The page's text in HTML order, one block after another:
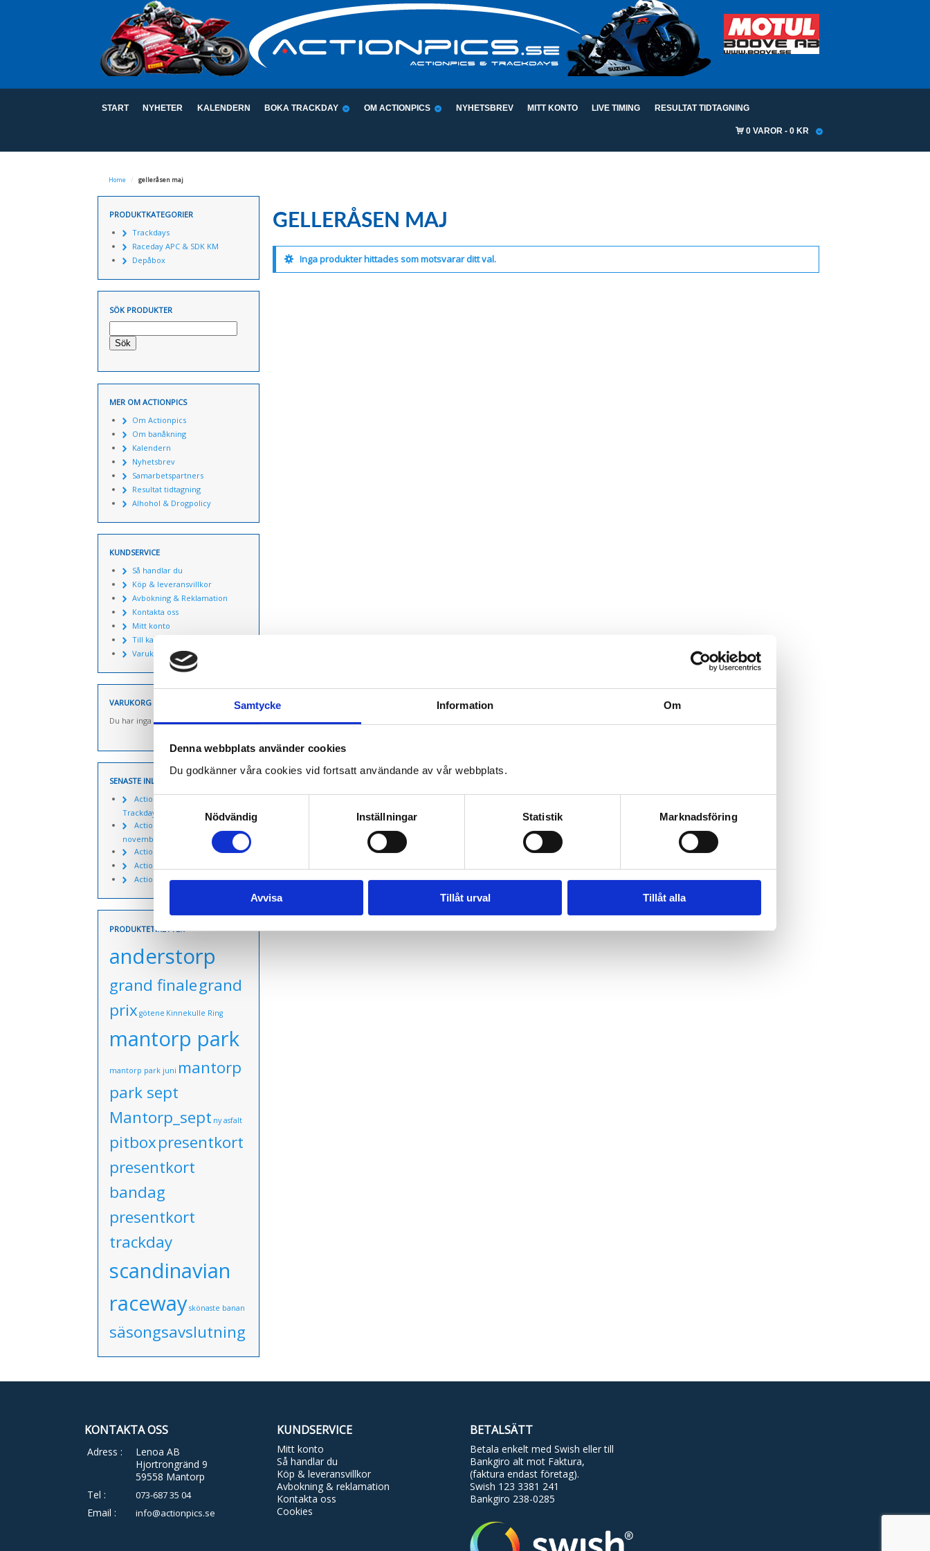
Samtycke Information Om
Denna webbplats använder cookies
Du godkänner våra cookies vid fortsatt användande av vår webbplats.
Nödvändig
Inställningar Statistik Marknadsföring
Avvisa Tillåt urval Tillåt alla
START NYHETER KALENDERN BOKA TRACKDAY OM ACTIONPICS NYHETSBREV MITT KONTO LIVE TIMING RESULTAT TIDTAGNING
0 VAROR 0 KR
Home / gelleråsen maj
GELLERÅSEN MAJ
Inga produkter hittades som motsvarar ditt val.
PRODUKTKATEGORIER
Trackdays
Raceday APC & SDK KM
Depåbox
SÖK PRODUKTER
Sök
MER OM ACTIONPICS
Om Actionpics
Om banåkning
Kalendern
Nyhetsbrev
Samarbetspartners
Resultat tidtagning
Alhohol & Drogpolicy
KUNDSERVICE
Så handlar du
Köp & leveransvillkor
Avbokning & Reklamation
Kontakta oss
Mitt konto
Till kassan
Varukorg
VARUKORG
Du har inga produkter i varukorgen.
SENASTE INLÄGGEN
Actionpics 20 mars 2026 –
Trackday Alliance säsongen 2026
Actionpics nyheter 27
november
Actionpics nyheter 15 aug
Actionpics nyheter 3 nov
Actionpics nyheter 20 mars
PRODUKTETIKETTER
anderstorp
grand finalegrand
prix götene Kinnekulle Ring
mantorp park
mantorp park juni mantorp
park sept
Mantorp_sept ny asfalt
pitboxpresentkort
presentkort
bandag
presentkort
trackday
scandinavian
racewayskönaste banan
säsongsavslutning
KONTAKTA OSS
Adress :
Lenoa AB
Hjortrongränd 9
59558 Mantorp
Tel :
073-687 35 04
Email : info@actionpics.se
KUNDSERVICE
Mitt konto
Så handlar du
Köp & leveransvillkor
Avbokning & reklamation
Kontakta oss
Cookies
BETALSÄTT
Betala enkelt med Swish eller till
Bankgiro alt mot Faktura,
(faktura endast företag).
Swish 123 3381 241
Bankgiro 238-0285